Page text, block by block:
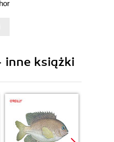
Windows, Browsers, and
Shortcuts
News
inne książki